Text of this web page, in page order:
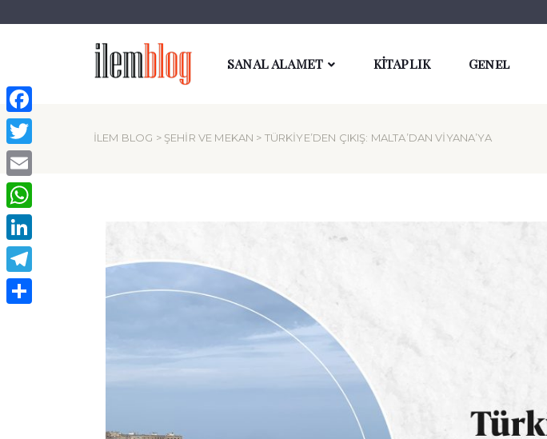
SANAL ALAMET KİTAPLIK Genel
İLEM BLOG > ŞEHIR VE MEKAN > TÜRKIYE’DEN ÇIKIŞ: MALTA’DAN VIYANA’YA
Facebook
Twitter
Email
WhatsApp
LinkedIn
Telegram